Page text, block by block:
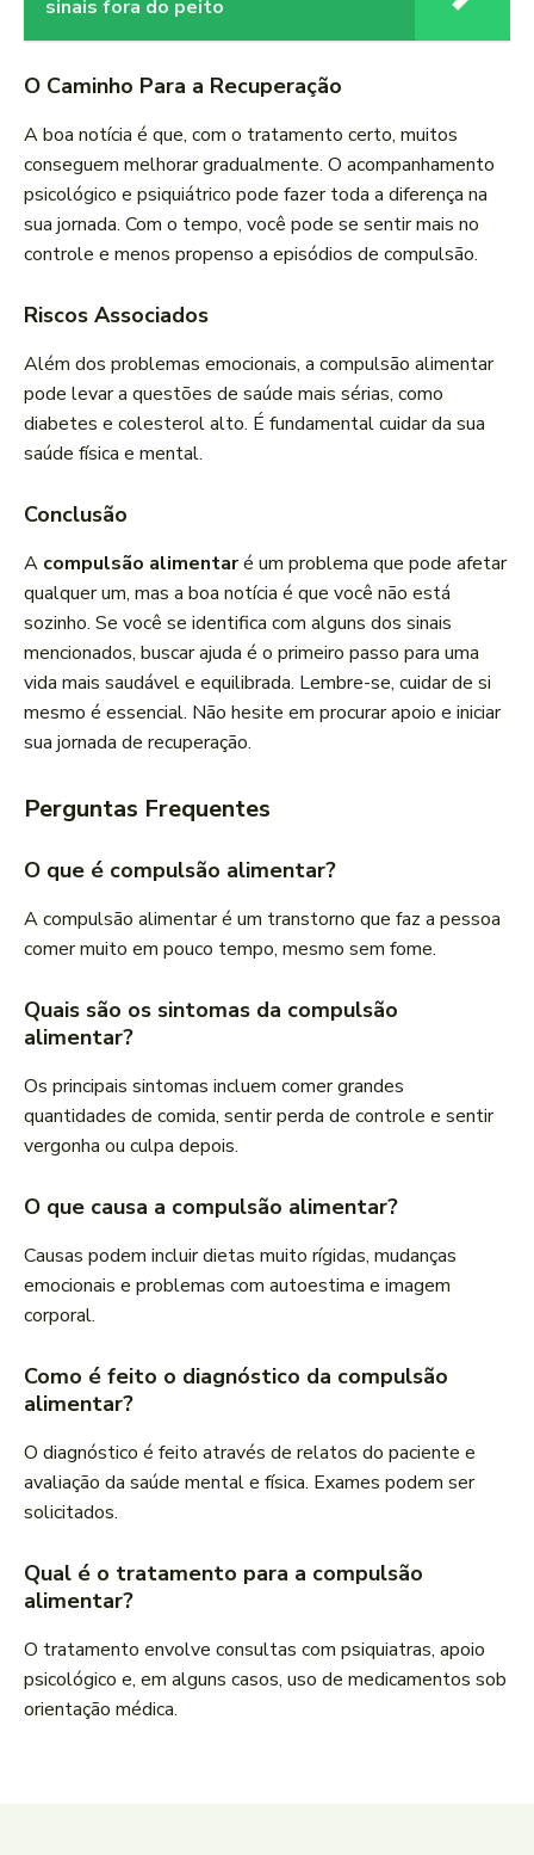
sinais fora do peito
O Caminho Para a Recuperação
A boa notícia é que, com o tratamento certo, muitos
conseguem melhorar gradualmente. O acompanhamento
psicológico e psiquiátrico pode fazer toda a diferença na
sua jornada. Com o tempo, você pode se sentir mais no
controle e menos propenso a episódios de compulsão.
Riscos Associados
Além dos problemas emocionais, a compulsão alimentar
pode levar a questões de saúde mais sérias, como
diabetes e colesterol alto. É fundamental cuidar da sua
saúde física e mental.
Conclusão
A compulsão alimentaré um problema que pode afetar
qualquer um, mas a boa notícia é que você não está
sozinho. Se você se identifica com alguns dos sinais
mencionados, buscar ajuda é o primeiro passo para uma
vida mais saudável e equilibrada. Lembre-se, cuidar de si
mesmo é essencial. Não hesite em procurar apoio e iniciar
sua jornada de recuperação.
Perguntas Frequentes
O que é compulsão alimentar?
A compulsão alimentar é um transtorno que faz a pessoa
comer muito em pouco tempo, mesmo sem fome.
Quais são os sintomas da compulsão
alimentar?
Os principais sintomas incluem comer grandes
quantidades de comida, sentir perda de controle e sentir
vergonha ou culpa depois.
O que causa a compulsão alimentar?
Causas podem incluir dietas muito rígidas, mudanças
emocionais e problemas com autoestima e imagem
corporal.
Como é feito o diagnóstico da compulsão
alimentar?
O diagnóstico é feito através de relatos do paciente e
avaliação da saúde mental e física. Exames podem ser
solicitados.
Qual é o tratamento para a compulsão
alimentar?
O tratamento envolve consultas com psiquiatras, apoio
psicológico e, em alguns casos, uso de medicamentos sob
orientação médica.